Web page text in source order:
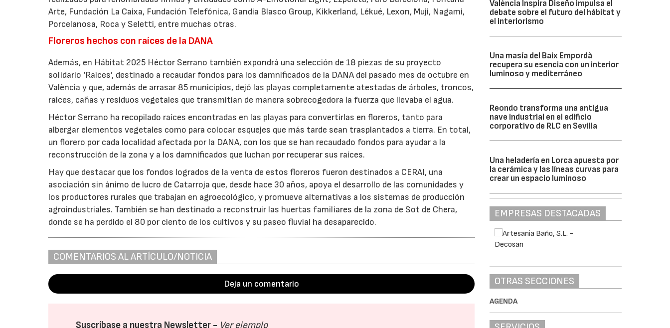
Arte, Fundación La Caixa, Fundación Telefónica, Gandia Blasco Group, Kikkerland, Lékué, Lexon, Muji, Nagami,
Porcelanosa, Roca y Seletti, entre muchas otras.
Floreros hechos con raíces de la DANA
Además, en Hábitat 2025 Héctor Serrano también expondrá una selección de 18 piezas de su proyecto
solidario ‘Raíces’, destinado a recaudar fondos para los damnificados de la DANA del pasado mes de octubre en
València y que, además de arrasar 85 municipios, dejó las playas completamente atestadas de árboles, troncos,
raíces, cañas y residuos vegetales que transmitían de manera sobrecogedora la fuerza que llevaba el agua.
Héctor Serrano ha recopilado raíces encontradas en las playas para convertirlas en floreros, tanto para
albergar elementos vegetales como para colocar esquejes que más tarde sean trasplantados a tierra. En total,
un florero por cada localidad afectada por la DANA, con los que se han recaudado fondos para ayudar a la
reconstrucción de la zona y a los damnificados que luchan por recuperar sus raíces.
Hay que destacar que los fondos logrados de la venta de estos floreros fueron destinados a CERAI, una
asociación sin ánimo de lucro de Catarroja que, desde hace 30 años, apoya el desarrollo de las comunidades y
los productores rurales que trabajan en agroecológico, y promueve alternativas a los sistemas de producción
agroindustriales. También se han destinado a reconstruir las huertas familiares de la zona de Sot de Chera,
donde se ha perdido el 80 por ciento de los cultivos y su paseo fluvial ha desaparecido.
COMENTARIOS AL ARTÍCULO/NOTICIA
Deja un comentario
Suscríbase a nuestra Newsletter - Ver ejemplo
València Inspira Diseño impulsa el
debate sobre el futuro del hábitat y
el interiorismo
Una masía del Baix Empordà
recupera su esencia con un interior
luminoso y mediterráneo
Reondo transforma una antigua
nave industrial en el edificio
corporativo de RLC en Sevilla
Una heladería en Lorca apuesta por
la cerámica y las líneas curvas para
crear un espacio luminoso
EMPRESAS DESTACADAS
OTRAS SECCIONES
AGENDA